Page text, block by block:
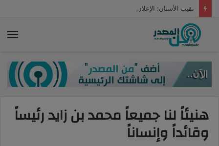
هنيئاً لنا جميعاً محمد بن زايد رئيساً
وقائداً وإنساناً